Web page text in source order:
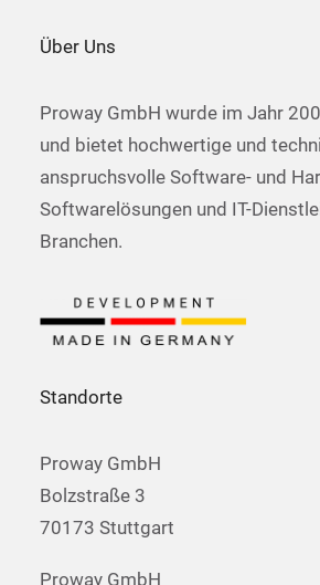
Über Uns
Proway GmbH wurde im Jahr
und bietet hochwertige und
anspruchsvolle Software- und
Softwarelösungen und IT-
Branchen.
Standorte
Proway GmbH
Bolzstraße 3
70173 Stuttgart
Proway GmbH